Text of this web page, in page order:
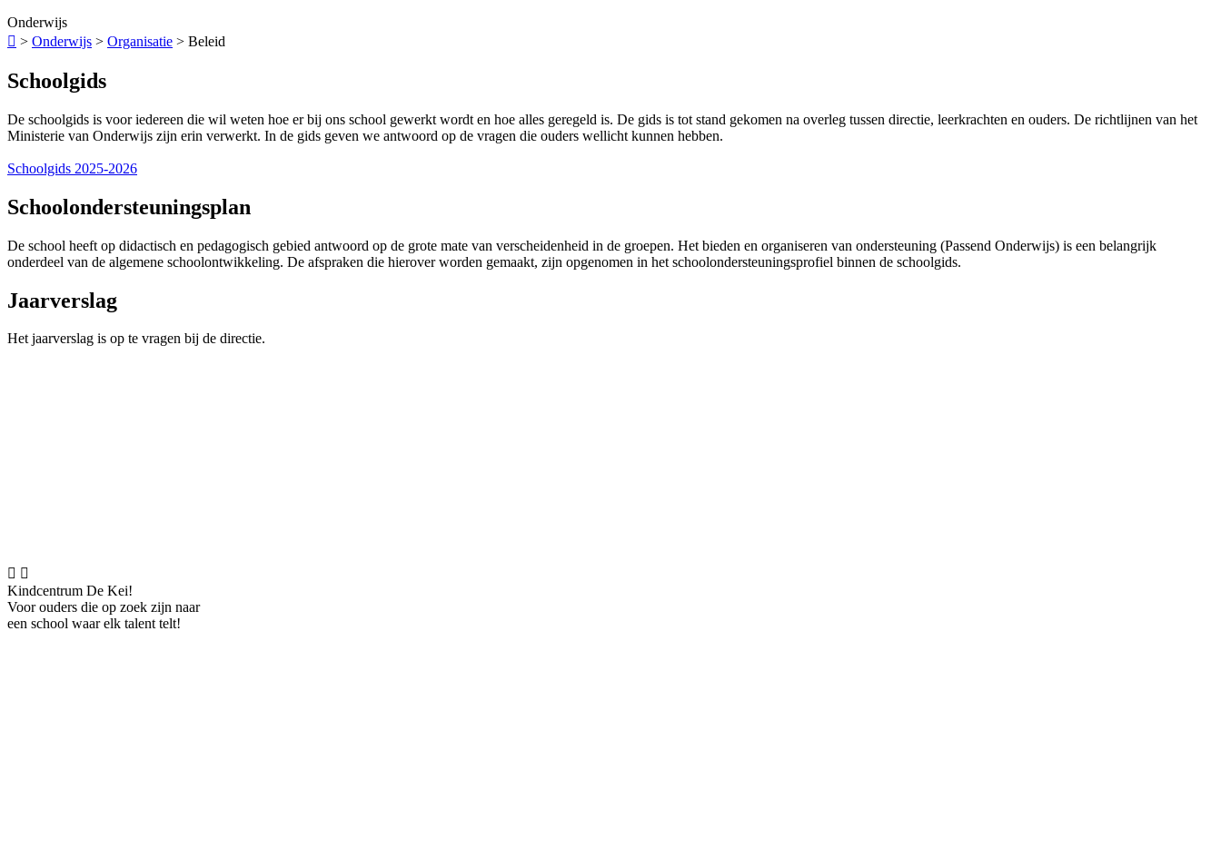
Onderwijs
 > Onderwijs > Organisatie > Beleid
Schoolgids
De schoolgids is voor iedereen die wil weten hoe er bij ons school gewerkt wordt en hoe alles geregeld is. De gids is tot stand gekomen na overleg tussen directie, leerkrachten en ouders. De richtlijnen van het
Ministerie van Onderwijs zijn erin verwerkt. In de gids geven we antwoord op de vragen die ouders wellicht kunnen hebben.
Schoolgids 2025-2026
Schoolondersteuningsplan
De school heeft op didactisch en pedagogisch gebied antwoord op de grote mate van verscheidenheid in de groepen. Het bieden en organiseren van ondersteuning (Passend Onderwijs) is een belangrijk
onderdeel van de algemene schoolontwikkeling. De afspraken die hierover worden gemaakt, zijn opgenomen in het schoolondersteuningsprofiel binnen de schoolgids.
Jaarverslag
Het jaarverslag is op te vragen bij de directie.
 
Kindcentrum De Kei!
Voor ouders die op zoek zijn naar
een school waar elk talent telt!